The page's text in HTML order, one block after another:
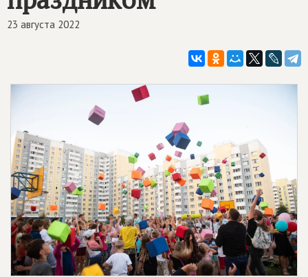
23 августа 2022